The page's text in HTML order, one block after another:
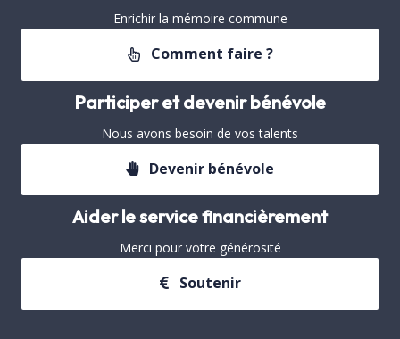
Enrichir la mémoire commune
Comment faire ?
Participer et devenir bénévole
Nous avons besoin de vos talents
Devenir bénévole
Aider le service financièrement
Merci pour votre générosité
Soutenir